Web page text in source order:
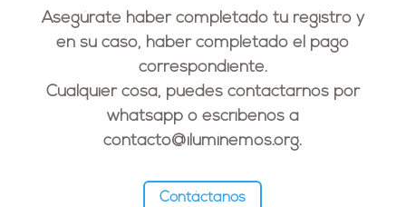
Asegúrate haber completado tu registro y
en su caso, haber completado el pago
correspondiente.
Cualquier cosa, puedes contactarnos por
whatsapp o escríbenos a
contacto@iluminemos.org.
Contáctanos